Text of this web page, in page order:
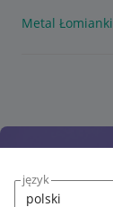
język
Metal Łomianki